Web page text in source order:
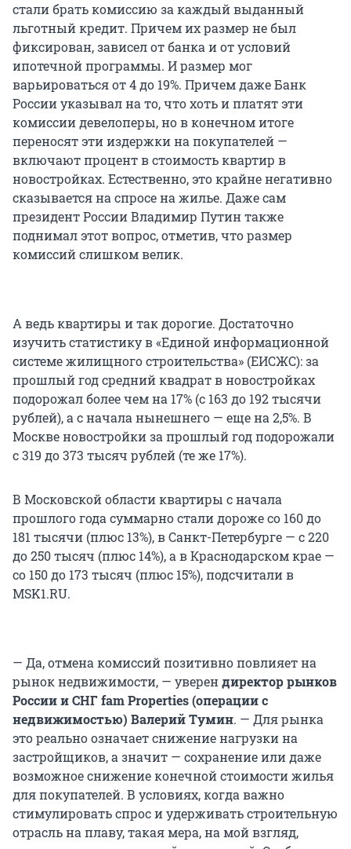
стали брать комиссию за каждый выданный
льготный кредит. Причем их размер не был
фиксирован, зависел от банка и от условий
ипотечной программы. И размер мог
варьироваться от 4 до 19%. Причем даже Банк
России указывал на то, что хоть и платят эти
комиссии девелоперы, но в конечном итоге
переносят эти издержки на покупателей —
включают процент в стоимость квартир в
новостройках. Естественно, это крайне негативно
сказывается на спросе на жилье. Даже сам
президент России Владимир Путин также
поднимал этот вопрос, отметив, что размер
комиссий слишком велик.
А ведь квартиры и так дорогие. Достаточно
изучить статистику в «Единой информационной
системе жилищного строительства» (ЕИСЖС): за
прошлый год средний квадрат в новостройках
подорожал более чем на 17% (с 163 до 192 тысячи
рублей), а с начала нынешнего — еще на 2,5%. В
Москве новостройки за прошлый год подорожали
с 319 до 373 тысяч рублей (те же 17%).
В Московской области квартиры с начала
прошлого года суммарно стали дороже со 160 до
181 тысячи (плюс 13%), в Санкт-Петербурге — с 220
до 250 тысяч (плюс 14%), а в Краснодарском крае —
со 150 до 173 тысяч (плюс 15%), подсчитали в
MSK1.RU.
— Да, отмена комиссий позитивно повлияет на
рынок недвижимости, — уверендиректор рынков
России и СНГ fam Properties (операции с
недвижимостью) Валерий Тумин. — Для рынка
это реально означает снижение нагрузки на
застройщиков, а значит — сохранение или даже
возможное снижение конечной стоимости жилья
для покупателей. В условиях, когда важно
стимулировать спрос и удерживать строительную
отрасль на плаву, такая мера, на мой взгляд,